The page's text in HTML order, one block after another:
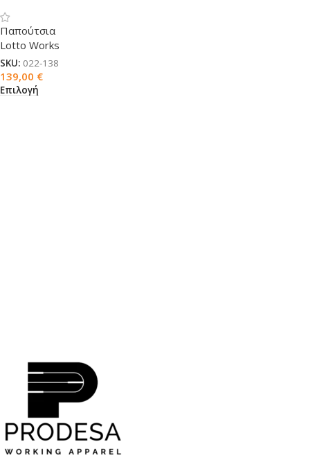
Παπούτσια
Lotto Works
SKU: 022-138
139,00 €
Επιλογή